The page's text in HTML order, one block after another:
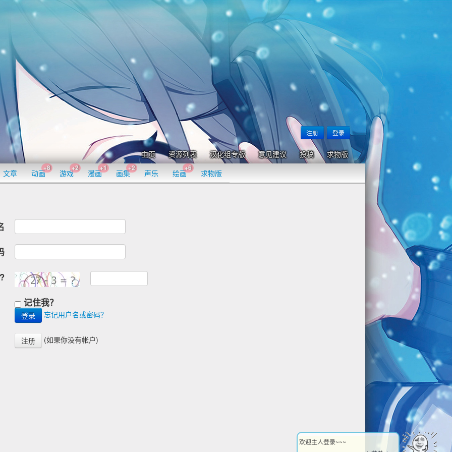
注册 登录
主页 资源列表 汉化组专版 意见建议 投稿 求物版
文章 动画
+8
游戏
+2
漫画
+1
画集
+2
声乐 绘画
+6
求物版
记住我？
忘记用户名或密码？
注册 (如果你没有帐户)
欢迎主人登录~~~